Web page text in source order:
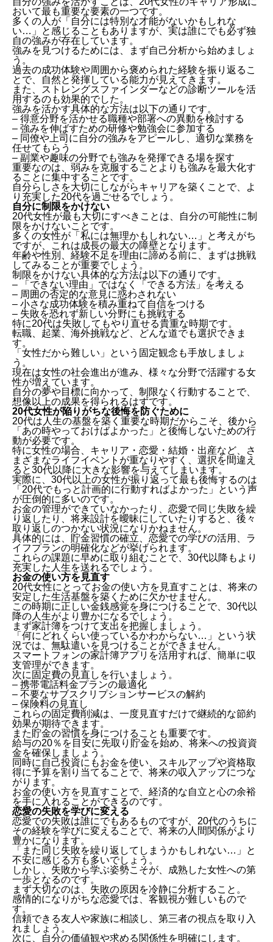
おいて最も重要な要素の一つです。
多くの人が「自分には特別な才能がないかもしれな
い…」と感じることもありますが、実は誰にでも必ず独
自の強みが存在しています。
強みを見つけるためには、まず自己分析から始めましょ
う。
過去の成功体験や周囲から褒められた経験を振り返るこ
とで、自然と発揮している能力が見えてきます。
また、ストレングスファインダーなどの診断ツールを活
用するのも効果的でした。
強みを活かす具体的な方法は以下の通りです。
– 得意分野を活かせる職種や部署への異動を検討する
– 強みを伸ばすための研修や勉強会に参加する
– 同僚や上司に自分の強みをアピールし、適切な業務を
任せてもらう
– 副業や趣味の分野でも強みを発揮できる場を探す
重要なのは、弱みを克服することよりも強みを最大化す
ることに集中することです。
自分らしさを大切にしながらキャリアを築くことで、よ
り充実した20代を過ごせるでしょう。
自分に制限をかけない
20代女性が最も大切にすべきことは、自分の可能性に制
限をかけないことです。
多くの女性が「私には無理かもしれない…」と考えがち
ですが、これは成長の最大の障壁となります。
年齢や性別、経験不足を理由に諦める前に、まずは挑戦
してみることが重要でしょう。
制限をかけない具体的な方法は以下の通りです。
– 「できない理由」ではなく「できる方法」を考える
– 周囲の否定的な意見に惑わされない
– 小さな成功体験を積み重ねて自信をつける
– 失敗を恐れず新しい分野にも挑戦する
特に20代は失敗してもやり直せる貴重な時期です。
転職、起業、海外挑戦など、どんな道でも選択できま
す。
「女性だから難しい」という固定観念も手放しましょ
う。
現在は女性の社会進出が進み、様々な分野で活躍する女
性が増えています。
自分の夢や目標に向かって、制限なく行動することで、
想像以上の成果を得られるはずです。
20代女性が陥りがちな後悔を防ぐために
20代は人生の基盤を築く重要な時期だからこそ、後から
「あの時やっておけばよかった」と後悔しないための行
動が必要です。
特に女性の場合、キャリア・恋愛・結婚・出産など、さ
まざまなライフイベントが重なりやすく、選択を間違え
ると30代以降に大きな影響を与えてしまいます。
実際に、30代以上の女性が振り返って最も後悔するのは
「20代でもっと計画的に行動すればよかった」という声
が圧倒的に多いのです。
お金の管理ができていなかったり、恋愛で同じ失敗を繰
り返したり、将来設計を曖昧にしていたりすると、後々
取り返しのつかない状況になりかねません。
具体的には、貯金習慣の確立、恋愛での学びの活用、ラ
イフプランの明確化などが挙げられます。
これらの課題に早めに取り組むことで、30代以降もより
充実した人生を送れるでしょう。
お金の使い方を見直す
20代女性にとってお金の使い方を見直すことは、将来の
安定した生活基盤を築くために欠かせません。
この時期に正しい金銭感覚を身につけることで、30代以
降の人生がより豊かになるでしょう。
まず家計簿をつけて支出を把握しましょう。
「何にどれくらい使っているかわからない…」という状
況では、無駄遣いを見つけることができません。
スマートフォンの家計簿アプリを活用すれば、簡単に収
支管理ができます。
次に固定費の見直しを行いましょう。
– 携帯電話料金プランの最適化
– 不要なサブスクリプションサービスの解約
– 保険料の見直し
これらの固定費削減は、一度見直すだけで継続的な節約
効果が期待できます。
また貯金の習慣を身につけることも重要です。
給与の20％を目安に先取り貯金を始め、将来への投資資
金を確保しましょう。
同時に自己投資にもお金を使い、スキルアップや資格取
得に予算を割り当てることで、将来の収入アップにつな
がります。
お金の使い方を見直すことで、経済的な自立と心の余裕
を手に入れることができるのです。
恋愛の失敗を学びに変える
恋愛での失敗は誰にでもあるものですが、20代のうちに
その経験を学びに変えることで、将来の人間関係がより
豊かになります。
「また同じ失敗を繰り返してしまうかもしれない…」と
不安に感じる方も多いでしょう。
しかし、失敗から学ぶ姿勢こそが、成熟した女性への第
一歩となるのです。
まず大切なのは、失敗の原因を冷静に分析すること。
感情的になりがちな恋愛では、客観視が難しいもので
す。
信頼できる友人や家族に相談し、第三者の視点を取り入
れましょう。
次に、自分の価値観や求める関係性を明確にします。